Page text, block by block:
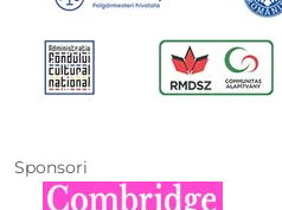
Sponsori